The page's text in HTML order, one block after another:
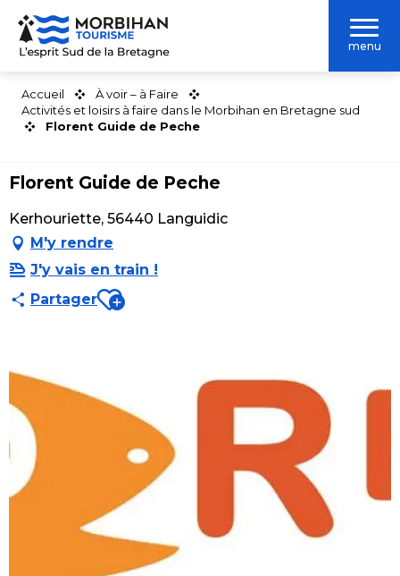
Aller
contenu
menu
Accueil
À voir – à Faire
Activités et loisirs à faire dans le Morbihan en Bretagne sud
Florent Guide de Peche
Florent Guide de Peche
Kerhouriette, 56440 Languidic
M'y rendre
J'y vais en train !
PartagerAjouter aux favoris